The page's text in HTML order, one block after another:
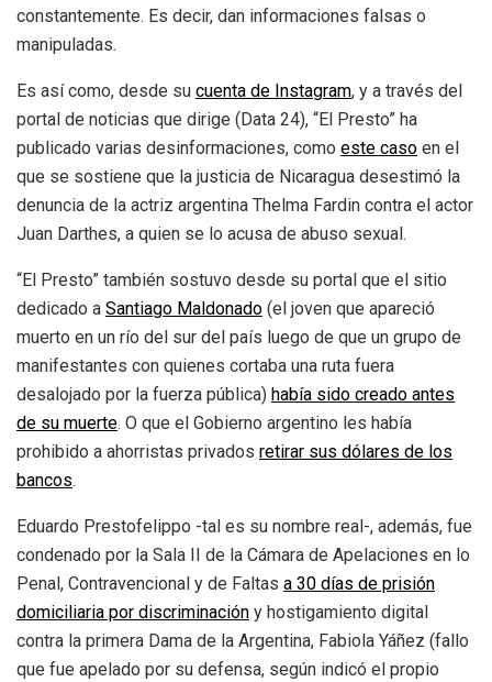
constantemente. Es decir, dan informaciones falsas o
manipuladas.
Es así como, desde su cuenta de Instagram, y a través del
portal de noticias que dirige (Data 24), “El Presto” ha
publicado varias desinformaciones, como este caso en el
que se sostiene que la justicia de Nicaragua desestimó la
denuncia de la actriz argentina Thelma Fardin contra el actor
Juan Darthes, a quien se lo acusa de abuso sexual.
“El Presto” también sostuvo desde su portal que el sitio
dedicado a Santiago Maldonado (el joven que apareció
muerto en un río del sur del país luego de que un grupo de
manifestantes con quienes cortaba una ruta fuera
desalojado por la fuerza pública) había sido creado antes
de su muerte. O que el Gobierno argentino les había
prohibido a ahorristas privados retirar sus dólares de los
bancos.
Eduardo Prestofelippo -tal es su nombre real-, además, fue
condenado por la Sala II de la Cámara de Apelaciones en lo
Penal, Contravencional y de Faltas a 30 días de prisión
domiciliaria por discriminación y hostigamiento digital
contra la primera Dama de la Argentina, Fabiola Yáñez (fallo
que fue apelado por su defensa, según indicó el propio